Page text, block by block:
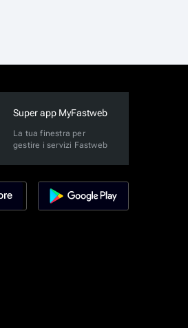
Super app MyFastweb
La tua finestra per
gestire i servizi Fastweb